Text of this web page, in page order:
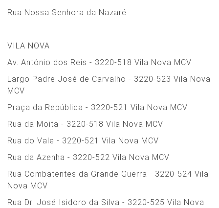
Rua Nossa Senhora da Nazaré
VILA NOVA
Av. António dos Reis - 3220-518 Vila Nova MCV
Largo Padre José de Carvalho - 3220-523 Vila Nova
MCV
Praça da República - 3220-521 Vila Nova MCV
Rua da Moita - 3220-518 Vila Nova MCV
Rua do Vale - 3220-521 Vila Nova MCV
Rua da Azenha - 3220-522 Vila Nova MCV
Rua Combatentes da Grande Guerra - 3220-524 Vila
Nova MCV
Rua Dr. José Isidoro da Silva - 3220-525 Vila Nova